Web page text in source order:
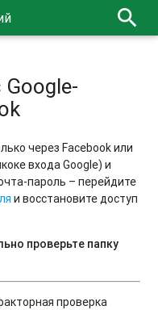
search
Google-
через Facebook или
входа Google) и
пароль – перейдите
и восстановите доступ
проверьте папку
проверка